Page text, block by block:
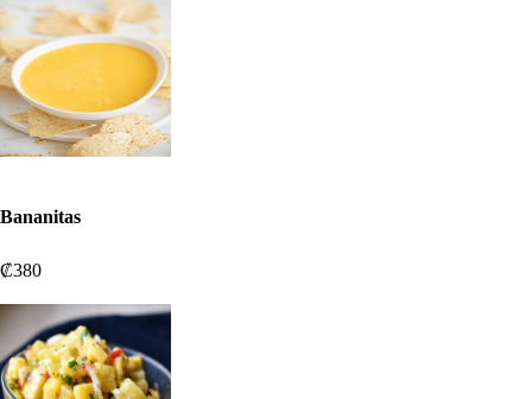
Bananitas
₡380